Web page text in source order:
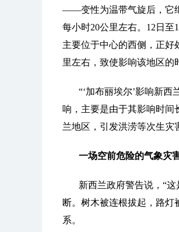
——变性为温带气旋后，它
每小时20公里左右。12日
主要位于中心的西侧，正好
里左右，致使影响该地区的
“‘加布丽埃尔’影响新
响，主要是由于其影响时间
兰地区，引发洪涝等次生灾
一场空前危险的气象灾
新西兰政府警告说，“
断。树木被连根拔起，路
系。